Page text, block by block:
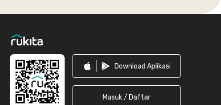
Download Aplikasi
Masuk / Daftar